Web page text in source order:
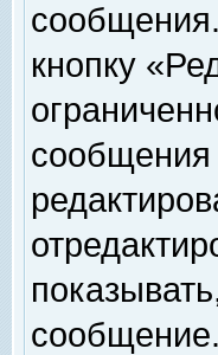
кнопку
сообщения